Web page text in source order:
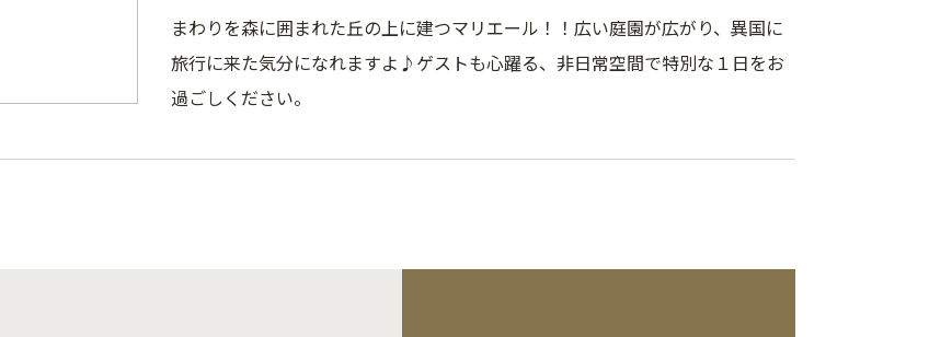
まわりを森に囲まれた丘の上に建つマリエール！！広い庭園が広がり、異国に
旅行に来た気分になれますよ♪ゲストも心躍る、非日常空間で特別な１日をお
過ごしください。